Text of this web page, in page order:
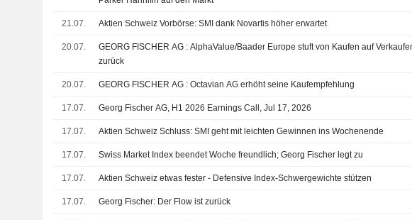
21.07. Aktien Schweiz Vorbörse: SMI dank Novartis höher erwartet
20.07.
GEORG FISCHER AG : AlphaValue/Baader Europe stuft von Kaufen auf Verkaufen
zurück
20.07. GEORG FISCHER AG : Octavian AG erhöht seine Kaufempfehlung
17.07. Georg Fischer AG, H1 2026 Earnings Call, Jul 17, 2026
17.07. Aktien Schweiz Schluss: SMI geht mit leichten Gewinnen ins Wochenende
17.07. Swiss Market Index beendet Woche freundlich; Georg Fischer legt zu
17.07. Aktien Schweiz etwas fester - Defensive Index-Schwergewichte stützen
17.07. Georg Fischer: Der Flow ist zurück